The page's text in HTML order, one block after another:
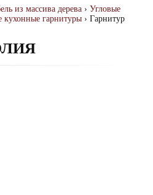
из массива дерева › Угловые
кухонные гарнитуры › Гарнитур